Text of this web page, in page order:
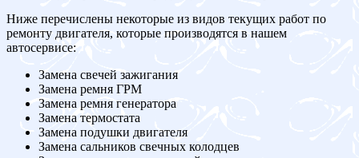
Ниже перечислены некоторые из видов текущих работ по
ремонту двигателя, которые производятся в нашем
автосервисе:
Замена свечей зажигания
Замена ремня ГРМ
Замена ремня генератора
Замена термостата
Замена подушки двигателя
Замена сальников свечных колодцев